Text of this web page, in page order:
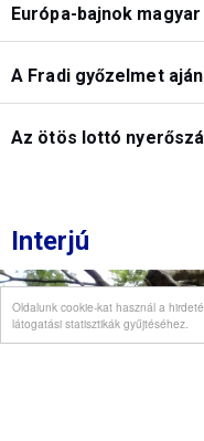
Oldalunk cookie-kat használ a
látogatási statisztikák gyűjtéséhez.
Európa-bajnok
A Fradi győzelmet
Az ötös lottó
Interjú